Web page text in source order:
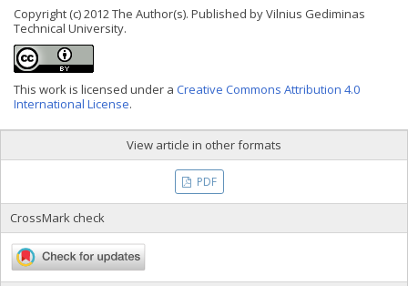
Copyright (c) 2012 The Author(s). Published by Vilnius Gediminas
Technical University.
This work is licensed under a Creative Commons Attribution 4.0
International License.
View article in other formats
PDF
CrossMark check